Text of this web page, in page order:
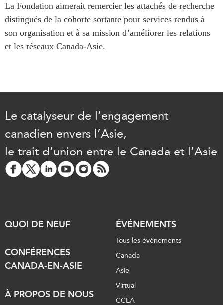
La Fondation aimerait remercier les attachés de recherche
distingués de la cohorte sortante pour services rendus à
son organisation et à sa mission d’améliorer les relations
et les réseaux Canada-Asie.
Le catalyseur de l’engagement
canadien envers l’Asie,
le trait d’union entre le Canada et l’Asie
QUOI DE NEUF
CONFÉRENCES
CANADA-EN-ASIE
À PROPOS DE NOUS
ÉVÉNEMENTS
Tous les événements
Canada
Asie
Virtual
CCEA